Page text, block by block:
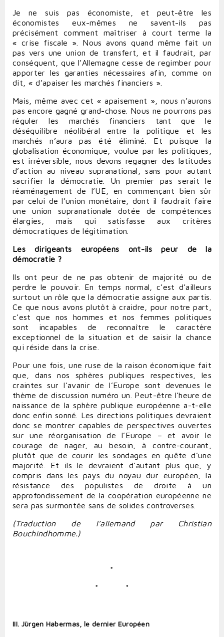
Je ne suis pas économiste, et peut-être les
économistes eux-mêmes ne savent-ils pas
précisément comment maîtriser à court terme la
« crise fiscale ». Nous avons quand même fait un
pas vers une union de transfert, et il faudrait, par
conséquent, que l’Allemagne cesse de regimber pour
apporter les garanties nécessaires afin, comme on
dit, « d’apaiser les marchés financiers ».
Mais, même avec cet « apaisement », nous n’aurons
pas encore gagné grand-chose. Nous ne pourrons pas
réguler les marchés financiers tant que le
déséquilibre néolibéral entre la politique et les
marchés n’aura pas été éliminé. Et puisque la
globalisation économique, voulue par les politiques,
est irréversible, nous devons regagner des latitudes
d’action au niveau supranational, sans pour autant
sacrifier la démocratie. Un premier pas serait le
réaménagement de l’UE, en commençant bien sûr
par celui de l’union monétaire, dont il faudrait faire
une union supranationale dotée de compétences
élargies, mais qui satisfasse aux critères
démocratiques de légitimation.
Les dirigeants européens ont-ils peur de la
démocratie ?
Ils ont peur de ne pas obtenir de majorité ou de
perdre le pouvoir. En temps normal, c’est d’ailleurs
surtout un rôle que la démocratie assigne aux partis.
Ce que nous avons plutôt à craidre, pour notre part,
c’est que nos hommes et nos femmes politiques
sont incapables de reconnaître le caractère
exceptionnel de la situation et de saisir la chance
qui réside dans la crise.
Pour une fois, une ruse de la raison économique fait
que, dans nos sphères publiques respectives, les
craintes sur l’avanir de l’Europe sont devenues le
thème de discussion numéro un. Peut-être l’heure de
naissance de la sphère publique européenne a-t-elle
donc enfin sonné. Les directions politiques devraient
donc se montrer capables de perspectives ouvertes
sur une réorganisation de l’Europe – et avoir le
courage de nager, au besoin, à contre-courant,
plutôt que de courir les sondages en quête d’une
majorité. Et ils le devraient d’autant plus que, y
compris dans les pays du noyau dur européen, la
résistance des populistes de droite à un
approfondissement de la coopération européenne ne
sera pas surmontée sans de solides controverses.
(Traduction de l’allemand parChristian
Bouchindhomme.)
*
*
*
III. Jürgen Habermas, le dernier Européen